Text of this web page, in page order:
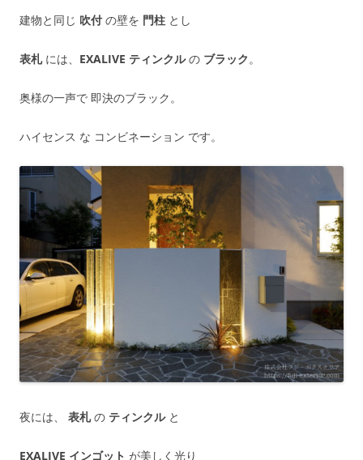
建物と同じ 吹付 の壁を 門柱 とし
表札には、 EXALIVE ティンクルの ブラック。
奥様の一声で 即決のブラック。
ハイセンス な コンビネーション です。
夜には、 表札の ティンクルと
EXALIVE インゴット が美しく光り